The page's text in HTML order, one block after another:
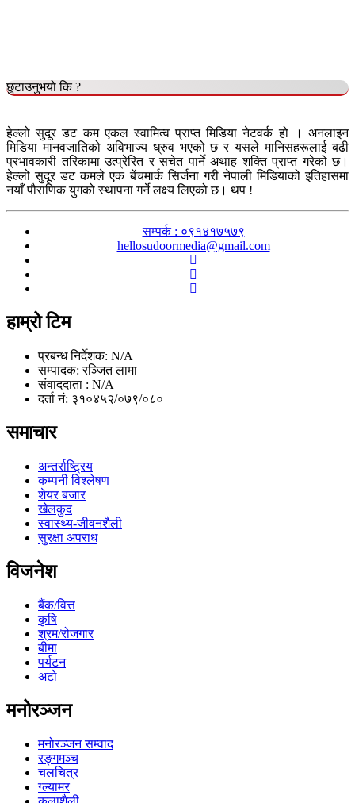
छुटाउनुभयो कि ?
हेल्लो सुदूर डट कम एकल स्वामित्व प्राप्त मिडिया नेटवर्क हो । अनलाइन
मिडिया मानवजातिको अविभाज्य ध्रुव भएको छ र यसले मानिसहरूलाई बढी
प्रभावकारी तरिकामा उत्प्रेरित र सचेत पार्ने अथाह शक्ति प्राप्त गरेको छ।
हेल्लो सुदूर डट कमले एक बेंचमार्क सिर्जना गरी नेपाली मिडियाको इतिहासमा
नयाँ पौराणिक युगको स्थापना गर्ने लक्ष्य लिएको छ। थप !
सम्पर्क : ०९१४१७५७९
hellosudoormedia@gmail.com
हाम्रो टिम
प्रबन्ध निर्देशक: N/A
सम्पादक: रञ्जित लामा
संवाददाता : N/A
दर्ता नं: ३१०४५२/०७९/०८०
समाचार
अन्तर्राष्ट्रिय
कम्पनी विश्लेषण
शेयर बजार
खेलकुद
स्वास्थ्य-जीवनशैली
सुरक्षा अपराध
विजनेश
बैंक/वित्त
कृषि
श्रम/रोजगार
बीमा
पर्यटन
अटो
मनोरञ्जन
मनोरञ्जन सम्वाद
रङ्गमञ्च
चलचित्र
ग्ल्यामर